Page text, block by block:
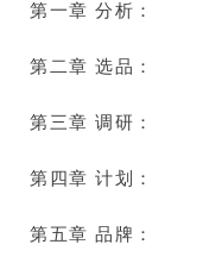
第一章 分析：
第二章 选品：
第三章 调研：
第四章 计划：
第五章 品牌：